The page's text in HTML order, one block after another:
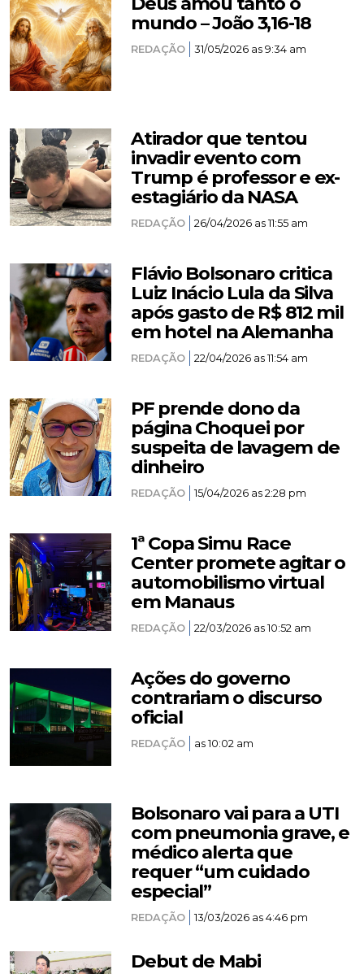
mundo – João 3,16-18
REDAÇÃO 31/05/2026 as 9:34 am
Atirador que tentou
invadir evento com
Trump é professor e ex-
estagiário da NASA
REDAÇÃO 26/04/2026 as 11:55 am
Flávio Bolsonaro critica
Luiz Inácio Lula da Silva
após gasto de R$ 812 mil
em hotel na Alemanha
REDAÇÃO 22/04/2026 as 11:54 am
PF prende dono da
página Choquei por
suspeita de lavagem de
dinheiro
REDAÇÃO 15/04/2026 as 2:28 pm
1ª Copa Simu Race
Center promete agitar o
automobilismo virtual
em Manaus
REDAÇÃO 22/03/2026 as 10:52 am
Ações do governo
contrariam o discurso
oficial
REDAÇÃO as 10:02 am
Bolsonaro vai para a UTI
com pneumonia grave, e
médico alerta que
requer “um cuidado
especial”
REDAÇÃO 13/03/2026 as 4:46 pm
Debut de Mabi